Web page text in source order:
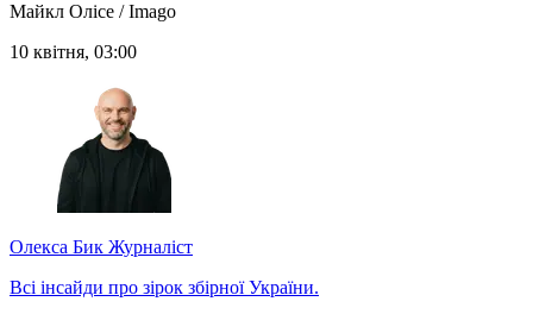
Майкл Олісе / Imago
10 квітня, 03:00
Олекса Бик Журналіст
Всі інсайди про зірок збірної України.